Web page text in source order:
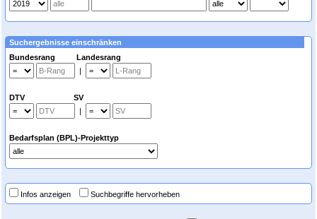
Suchergebnisse einschränken
Bundesrang Landesrang
|
DTV SV
|
Bedarfsplan (BPL)-Projekttyp
Infos anzeigen Suchbegriffe hervorheben